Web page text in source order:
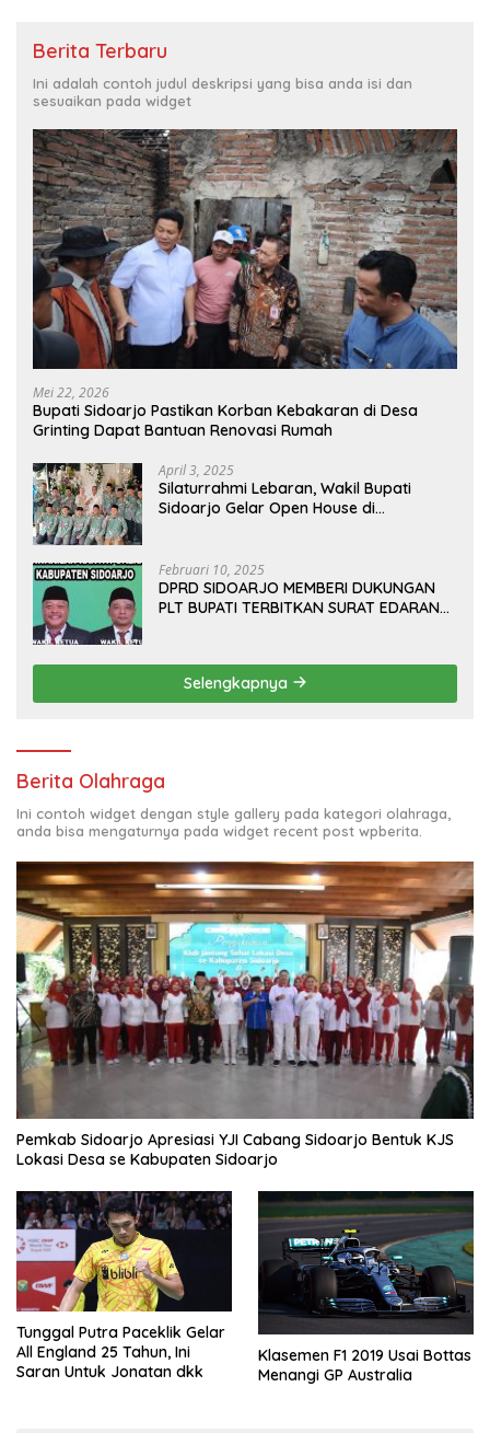
Berita Terbaru
Ini adalah contoh judul deskripsi yang bisa anda isi dan
sesuaikan pada widget
Mei 22, 2026
Bupati Sidoarjo Pastikan Korban Kebakaran di Desa
Grinting Dapat Bantuan Renovasi Rumah
April 3, 2025
Silaturrahmi Lebaran, Wakil Bupati
Sidoarjo Gelar Open House di
Februari 10, 2025
DPRD SIDOARJO MEMBERI DUKUNGAN
PLT BUPATI TERBITKAN SURAT EDARAN
KELUAR KOTA
Selengkapnya
Berita Olahraga
Ini contoh widget dengan style gallery pada kategori olahraga,
anda bisa mengaturnya pada widget recent post wpberita.
Pemkab Sidoarjo Apresiasi YJI Cabang Sidoarjo Bentuk KJS
Lokasi Desa se Kabupaten Sidoarjo
Tunggal Putra Paceklik Gelar
All England 25 Tahun, Ini
Saran Untuk Jonatan dkk
Klasemen F1 2019 Usai Bottas
Menangi GP Australia